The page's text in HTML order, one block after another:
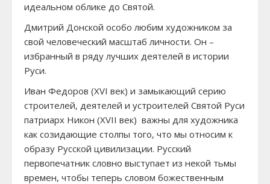
идеальном облике до Святой.
Дмитрий Донской особо любим художником за
свой человеческий масштаб личности. Он –
избранный в ряду лучших деятелей в истории
Руси.
Иван Федоров (XVI век) и замыкающий серию
строителей, деятелей и устроителей Святой Руси
патриарх Никон (XVII век) важны для художника
как созидающие столпы того, что мы относим к
образу Русской цивилизации. Русский
первопечатник словно выступает из некой тьмы
времен, чтобы теперь словом божественным